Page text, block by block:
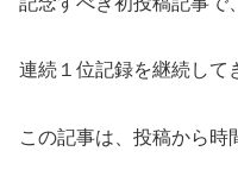
連続１位記録を継続して
この記事は、投稿から時